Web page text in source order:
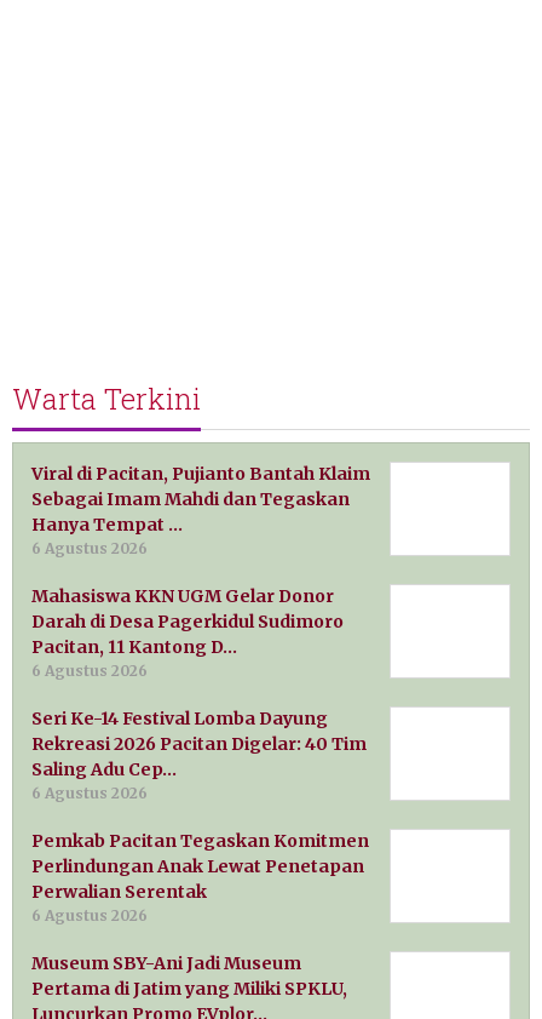
Warta Terkini
Viral di Pacitan, Pujianto Bantah Klaim
Sebagai Imam Mahdi dan Tegaskan
Hanya Tempat …
6 Agustus 2026
Mahasiswa KKN UGM Gelar Donor
Darah di Desa Pagerkidul Sudimoro
Pacitan, 11 Kantong D…
6 Agustus 2026
Seri Ke-14 Festival Lomba Dayung
Rekreasi 2026 Pacitan Digelar: 40 Tim
Saling Adu Cep…
6 Agustus 2026
Pemkab Pacitan Tegaskan Komitmen
Perlindungan Anak Lewat Penetapan
Perwalian Serentak
6 Agustus 2026
Museum SBY-Ani Jadi Museum
Pertama di Jatim yang Miliki SPKLU,